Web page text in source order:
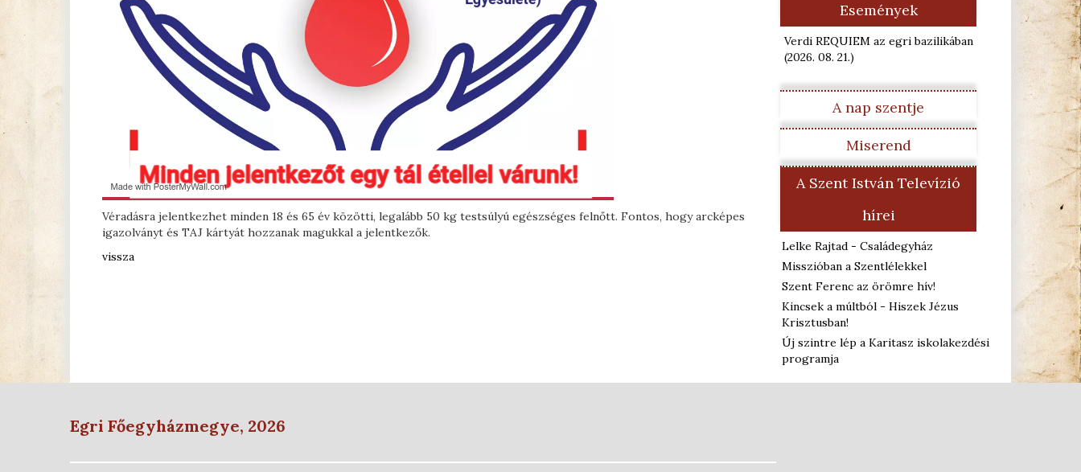
Véradásra jelentkezhet minden 18 és 65 év közötti, legalább 50 kg testsúlyú egészséges felnőtt. Fontos, hogy arcképes
igazolványt és TAJ kártyát hozzanak magukkal a jelentkezők.
vissza
Események
Verdi REQUIEM az egri bazilikában
(2026. 08. 21.)
A nap szentje
Miserend
A Szent István Televízió
hírei
Lelke Rajtad - Családegyház
Misszióban a Szentlélekkel
Szent Ferenc az örömre hív!
Kincsek a múltból - Hiszek Jézus
Krisztusban!
Új szintre lép a Karitasz iskolakezdési
programja
Egri Főegyházmegye, 2026